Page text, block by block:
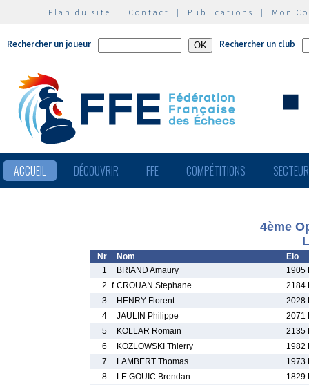
Plan du site | Contact | Publications | Mon
Rechercher un joueur Rechercher un club
ACCUEIL DÉCOUVRIR FFE COMPÉTITIONS
4ème
Nr Nom
Elo
1
BRIAND Amaury
1905
2 f CROUAN Stephane
2184
3
HENRY Florent
2028
4
JAULIN Philippe
2071
5
KOLLAR Romain
2135
6
KOZLOWSKI Thierry
1982
7
LAMBERT Thomas
1973
8
LE GOUIC Brendan
1829